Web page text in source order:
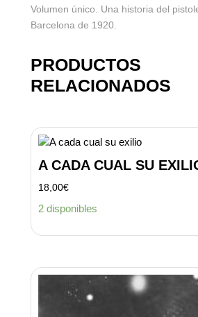
Volumen único. Una historia del
Barcelona de 1920.
PRODUCTOS
RELACIONADOS
A CADA CUAL SU
18,00€
2 disponibles